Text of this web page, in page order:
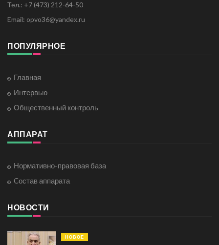
Тел.: +7 (473) 212-64-50
Email: opvo36@yandex.ru
ПОПУЛЯРНОЕ
Главная
Интервью
Общественный контроль
АППАРАТ
Нормативно-правовая база
Cостав аппарата
НОВОСТИ
НОВОЕ